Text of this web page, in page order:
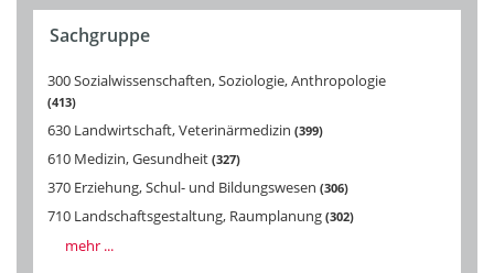
Sachgruppe
300 Sozialwissenschaften, Soziologie, Anthropologie
413
630 Landwirtschaft, Veterinärmedizin 399
610 Medizin, Gesundheit 327
370 Erziehung, Schul- und Bildungswesen 306
710 Landschaftsgestaltung, Raumplanung 302
mehr ...